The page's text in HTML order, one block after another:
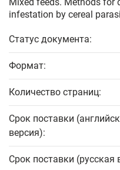
infestation by cereal
Статус документа:
Формат:
Количество страниц:
Срок поставки
версия):
Срок поставки (русская